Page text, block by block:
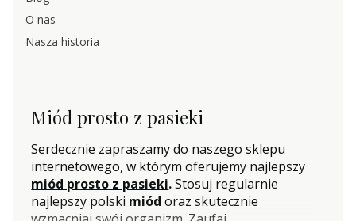
O nas
Nasza historia
Miód prosto z pasieki
Serdecznie zapraszamy do naszego sklepu
internetowego, w którym oferujemy najlepszy
miód prosto z pasieki.Stosuj regularnie
najlepszy polski miódoraz skutecznie